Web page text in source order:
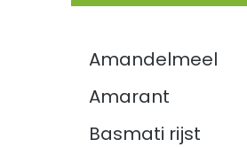
Graan, Meel & Muesli
Amandelmeel
Amarant
Basmati rijst